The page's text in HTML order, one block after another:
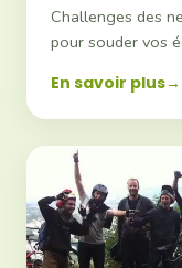
Challenges des
pour souder vos
En savoir plus